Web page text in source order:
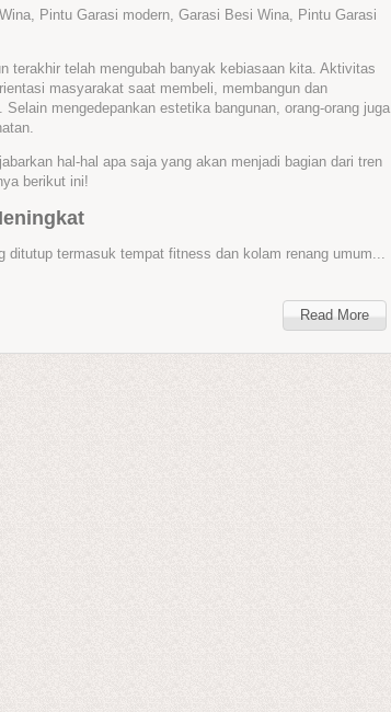
Pintu Garasi modern, Garasi Besi Wina, Pintu Garasi
terakhir telah mengubah banyak kebiasaan kita. Aktivitas
masyarakat saat membeli, membangun dan
mengedepankan estetika bangunan, orang-orang juga
hal-hal apa saja yang akan menjadi bagian dari tren
berikut ini!
termasuk tempat fitness dan kolam renang umum...
Read More